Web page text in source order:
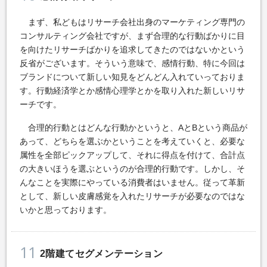
まず、私どもはリサーチ会社出身のマーケティング専門の
コンサルティング会社ですが、まず合理的な行動ばかりに目
を向けたリサーチばかりを追求してきたのではないかという
反省がございます。そういう意味で、感情行動、特に今回は
ブランドについて新しい知見をどんどん入れていっておりま
す。行動経済学とか感情心理学とかを取り入れた新しいリサ
ーチです。
合理的行動とはどんな行動かというと、AとBという商品が
あって、どちらを選ぶかということを考えていくと、必要な
属性を全部ピックアップして、それに得点を付けて、合計点
の大きいほうを選ぶというのが合理的行動です。しかし、そ
んなことを実際にやっている消費者はいません。従って革新
として、新しい皮膚感覚を入れたリサーチが必要なのではな
いかと思っております。
11 2階建てセグメンテーション